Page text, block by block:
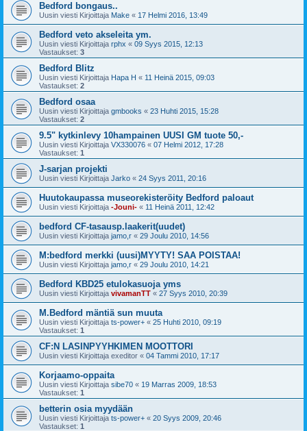
Bedford bongaus..
Uusin viesti Kirjoittaja Make « 17 Helmi 2016, 13:49
Bedford veto akseleita ym.
Uusin viesti Kirjoittaja rphx « 09 Syys 2015, 12:13
Vastaukset: 3
Bedford Blitz
Uusin viesti Kirjoittaja Hapa H « 11 Heinä 2015, 09:03
Vastaukset: 2
Bedford osaa
Uusin viesti Kirjoittaja gmbooks « 23 Huhti 2015, 15:28
Vastaukset: 2
9.5" kytkinlevy 10hampainen UUSI GM tuote 50,-
Uusin viesti Kirjoittaja VX330076 « 07 Helmi 2012, 17:28
Vastaukset: 1
J-sarjan projekti
Uusin viesti Kirjoittaja Jarko « 24 Syys 2011, 20:16
Huutokaupassa museorekisteröity Bedford paloaut
Uusin viesti Kirjoittaja -Jouni- « 11 Heinä 2011, 12:42
bedford CF-tasausp.laakerit(uudet)
Uusin viesti Kirjoittaja jamo,r « 29 Joulu 2010, 14:56
M:bedford merkki (uusi)MYYTY! SAA POISTAA!
Uusin viesti Kirjoittaja jamo,r « 29 Joulu 2010, 14:21
Bedford KBD25 etulokasuoja yms
Uusin viesti Kirjoittaja vivamanTT « 27 Syys 2010, 20:39
M.Bedford mäntiä sun muuta
Uusin viesti Kirjoittaja ts-power+ « 25 Huhti 2010, 09:19
Vastaukset: 1
CF:N LASINPYYHKIMEN MOOTTORI
Uusin viesti Kirjoittaja exeditor « 04 Tammi 2010, 17:17
Korjaamo-oppaita
Uusin viesti Kirjoittaja sibe70 « 19 Marras 2009, 18:53
Vastaukset: 1
betterin osia myydään
Uusin viesti Kirjoittaja ts-power+ « 20 Syys 2009, 20:46
Vastaukset: 1